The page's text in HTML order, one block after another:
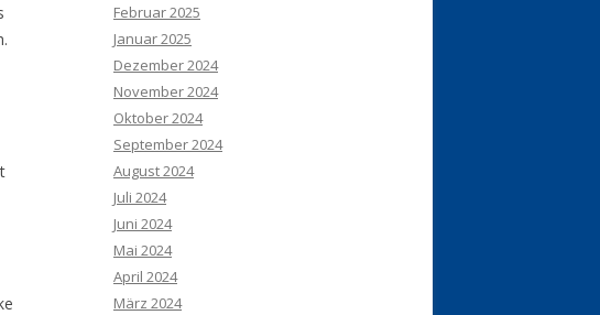
Februar 2025
Januar 2025
Dezember 2024
November 2024
Oktober 2024
September 2024
August 2024
Juli 2024
Juni 2024
Mai 2024
April 2024
März 2024